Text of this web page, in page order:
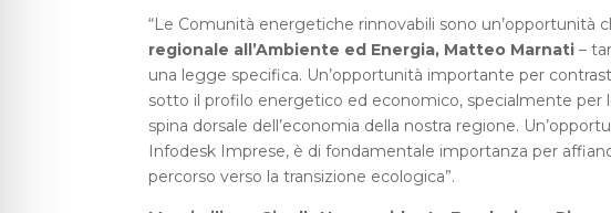
“Le Comunità energetiche rinnovabili sono un’opportunità
regionale all’Ambiente ed Energia, Matteo Marnati –
una legge specifica. Un’opportunità importante per
sotto il profilo energetico ed economico, specialmente
spina dorsale dell’economia della nostra regione.
Infodesk Imprese, è di fondamentale importanza per
percorso verso la transizione ecologica”.